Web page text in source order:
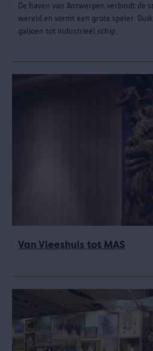
De haven van Antwerpen verbindt de
wereld en vormt een grote speler.
galjoen tot industrieel schip.
Van Vleeshuis tot MAS